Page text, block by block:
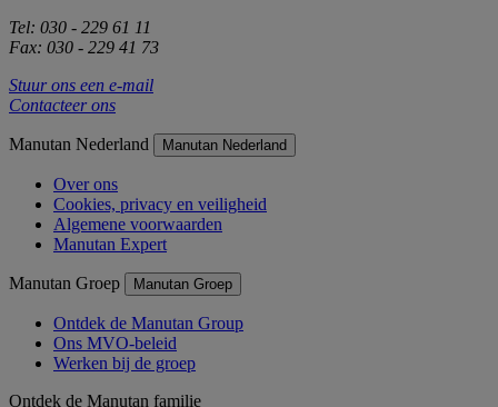
Tel: 030 - 229 61 11
Fax: 030 - 229 41 73
Stuur ons een e-mail
Contacteer ons
Manutan Nederland Manutan Nederland
Over ons
Cookies, privacy en veiligheid
Algemene voorwaarden
Manutan Expert
Manutan Groep Manutan Groep
Ontdek de Manutan Group
Ons MVO-beleid
Werken bij de groep
Ontdek de Manutan familie